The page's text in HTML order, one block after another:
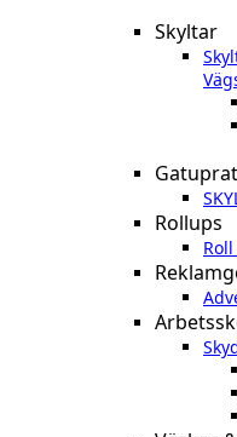
Skyltar
Rollups